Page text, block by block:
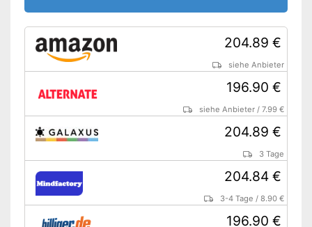
204.89 €
siehe Anbieter
196.90 €
siehe Anbieter /7.99 €
204.89 €
3 Tage
204.84 €
3-4 Tage /8.90 €
196.90 €